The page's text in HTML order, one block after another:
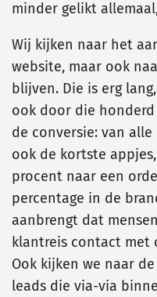
minder gelikt
Wij kijken naar het
website, maar ook
blijven. Die is erg
ook door die honderd
de conversie: van
ook de kortste
procent naar een
percentage in de
aanbrengt dat
klantreis contact met
Ook kijken we naar
leads die via-via